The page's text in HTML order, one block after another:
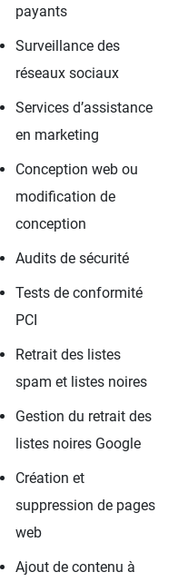
payants
Surveillance des
réseaux sociaux
Services d’assistance
en marketing
Conception web ou
modification de
conception
Audits de sécurité
Tests de conformité
PCI
Retrait des listes
spam et listes noires
Gestion du retrait des
listes noires Google
Création et
suppression de pages
web
Ajout de contenu à